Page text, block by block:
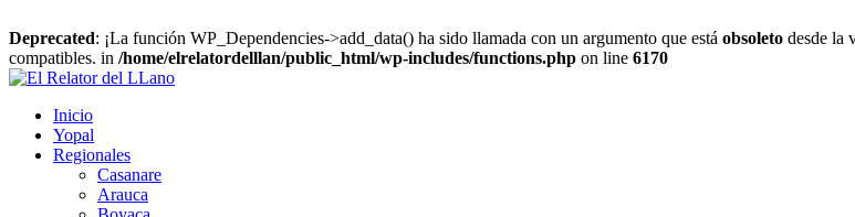
Deprecated: ¡La función WP_Dependencies->add_data() ha sido llamada con un argumento que está obsoleto desde la
compatibles. in /home/elrelatordelllan/public_html/wp-includes/functions.php on line 6170
Saltar
contenido
Relator
Noticias
Casanare,
Inicio
Yopal
Regionales
Casanare
Arauca